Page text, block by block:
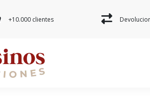
+10.000 clientes